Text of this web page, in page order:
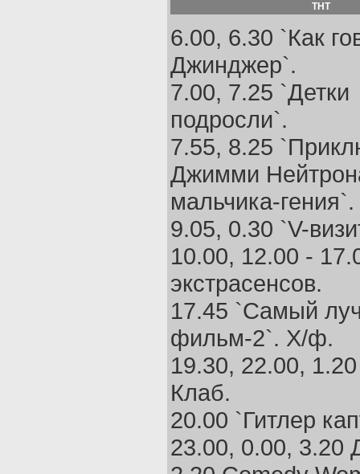
ТНТ
6.00, 6.30 `Как
Джинджер`.
7.00, 7.25 `Детки
подросли`.
7.55, 8.25
Джимми
мальчика-гения`.
9.05, 0.30 `V-
10.00, 12.00 -
экстрасенсов.
17.45 `Самый
фильм-2`. Х/ф.
19.30, 22.00,
Клаб.
20.00 `Гитлер
23.00, 0.00, 3.20